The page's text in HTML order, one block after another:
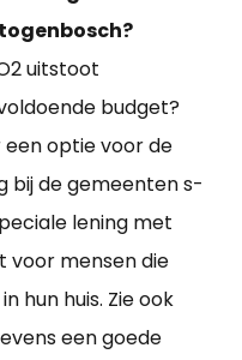
uitstoot
budget?
een optie voor de
bij de gemeenten s-
lening met
voor mensen die
hun huis. Zie ook
een goede